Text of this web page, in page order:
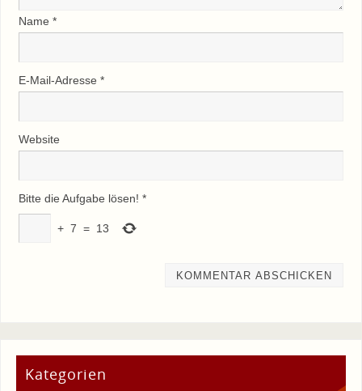
Name *
E-Mail-Adresse *
Website
Bitte die Aufgabe lösen! *
+ 7 = 13
Kategorien